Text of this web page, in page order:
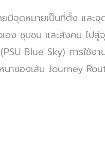
ดหมายเป็นที่ตั้ง และจุด
เอง ชุมชน และสังคม ไ
Blue Sky) การใช้งา
าของเส้น Journey